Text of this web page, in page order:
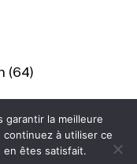
(64)
2 chambres)
garantir la meilleure
à utiliser ce
en êtes satisfait.